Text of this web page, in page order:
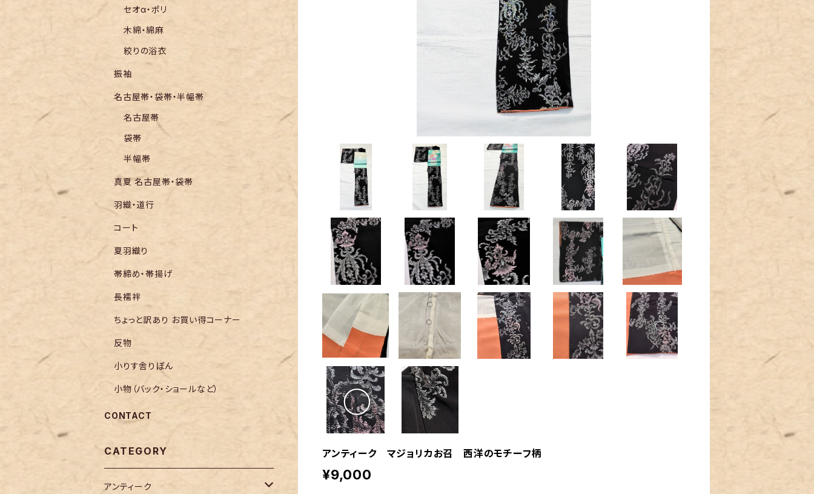
アンティーク マジョリカお召 西洋のモチーフ柄
¥9,000
セオα・ポリ
木綿・綿麻
絞りの浴衣
振袖
名古屋帯・袋帯・半幅帯
名古屋帯
袋帯
半幅帯
真夏 名古屋帯・袋帯
羽織・道行
コート
夏羽織り
帯締め・帯揚げ
長襦袢
ちょっと訳あり お買い得コーナー
反物
小りす舎りぼん
小物（バック・ショールなど）
CONTACT
CATEGORY
アンティーク